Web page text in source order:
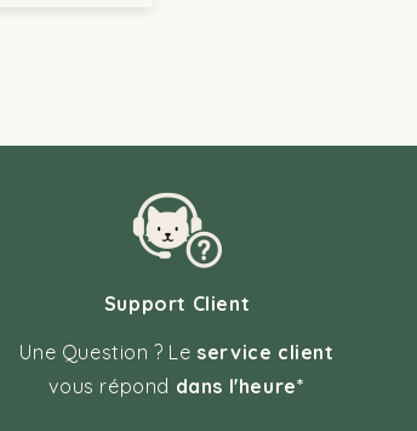
Support Client
Une Question ? Le service client
vous répond dans l'heure*